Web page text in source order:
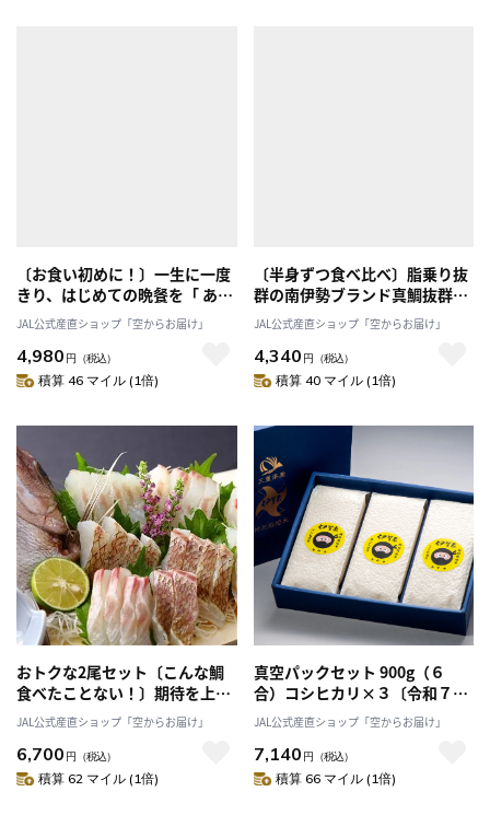
〔お食い初めに！〕一生に一度
きり、はじめての晩餐を「 あな
たに逢い鯛。」で祝おう。
JAL公式産直ショップ「空からお届け」
4,980 円 （税込）
積算 46 マイル (1倍)
〔半身ずつ食べ比べ〕脂乗り抜
群の南伊勢ブランド真鯛抜群の
肉厚感ととろける甘みは三重の
一級品。「あなたに逢い鯛。」
産直 産地直送
JAL公式産直ショップ「空からお届け」
4,340 円 （税込）
積算 40 マイル (1倍)
おトクな2尾セット〔こんな鯛
食べたことない！〕期待を上回
る肉厚の身と甘味と旨味のブラ
ンド真鯛「あなたに逢い鯛。」
JAL公式産直ショップ「空からお届け」
6,700 円 （税込）
積算 62 マイル (1倍)
真空パックセット 900g（６
合）コシヒカリ×３〔令和７年
産新米！〕特別栽培米伊賀米コ
シヒカリ「西山農園」送料無料
JAL公式産直ショップ「空からお届け」
7,140 円 （税込）
積算 66 マイル (1倍)